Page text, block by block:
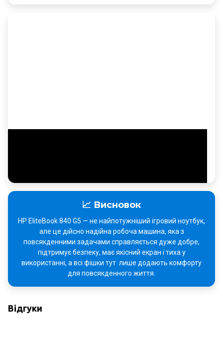
📈 Висновок
HP EliteBook 840 G5 — не найпотужніший ігровий ноутбук,
але це дійсно надійна робоча машина, яка з
повсякденними задачами справляється дуже добре,
підтримує безпеку, має якісний екран і тиха у
використанні, а всі фішки тут лише додають комфорту
для повсякденного життя.
Відгуки